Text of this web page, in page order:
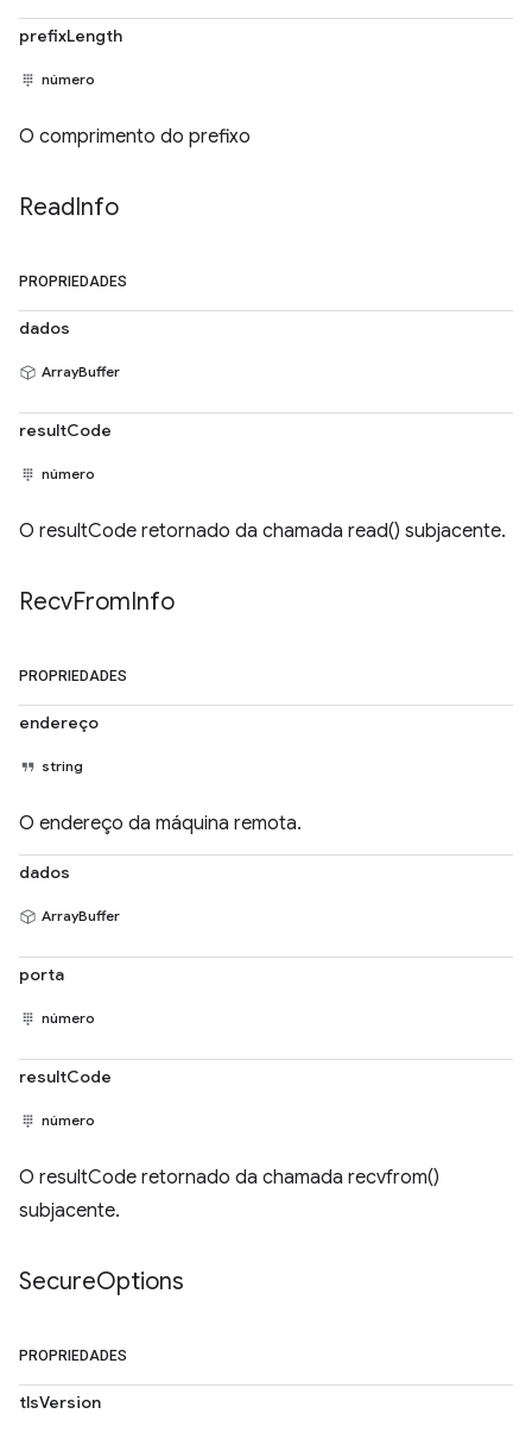
prefixLength
número
O comprimento do prefixo
ReadInfo
PROPRIEDADES
dados
ArrayBuffer
resultCode
número
O resultCode retornado da chamada read() subjacente.
RecvFromInfo
PROPRIEDADES
endereço
string
O endereço da máquina remota.
dados
ArrayBuffer
porta
número
resultCode
número
O resultCode retornado da chamada recvfrom()
subjacente.
SecureOptions
PROPRIEDADES
tlsVersion